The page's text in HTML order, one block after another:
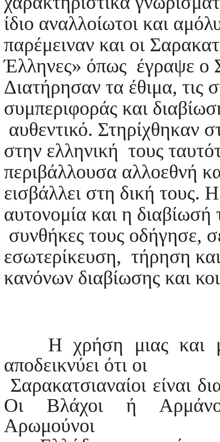
ίδιο αναλλοίωτοι και
παρέμειναν και οι
Έλληνες» όπως έγραψε ο
Διατήρησαν τα έθιμα, τις
συμπεριφοράς και
αυθεντικό. Στηρίχθηκαν
στην ελληνική τους
περιβάλλουσα αλλοεθνή
εισβάλλει στη δική τους.
αυτονομία και η διαβίωσή
συνθήκες τους οδήγησε,
εσωτερίκευση, τήρηση
κανόνων διαβίωσης και
Η χρήση μιας και
αποδεικνύει ότι οι
Σαρακατσιαναίοι είναι
Οι Βλάχοι ή
Αρωμούνοι